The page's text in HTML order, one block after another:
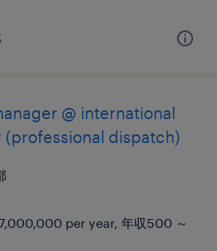
@ international
(professional dispatch)
per year, 年収500 ～